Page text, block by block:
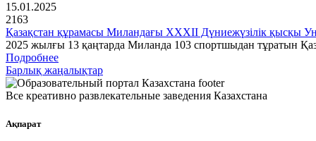
15.01.2025
2163
Қазақстан құрамасы Миландағы XXXII Дүниежүзілік қысқы
2025 жылғы 13 қаңтарда Миланда 103 спортшыдан тұратын
Подробнее
Барлық жаңалықтар
Все креативно развлекательные заведения Казахстана
Ақпарат